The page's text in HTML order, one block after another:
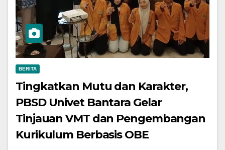
BERITA
Tingkatkan Mutu dan Karakter,
PBSD Univet Bantara Gelar
Tinjauan VMT dan Pengembangan
Kurikulum Berbasis OBE